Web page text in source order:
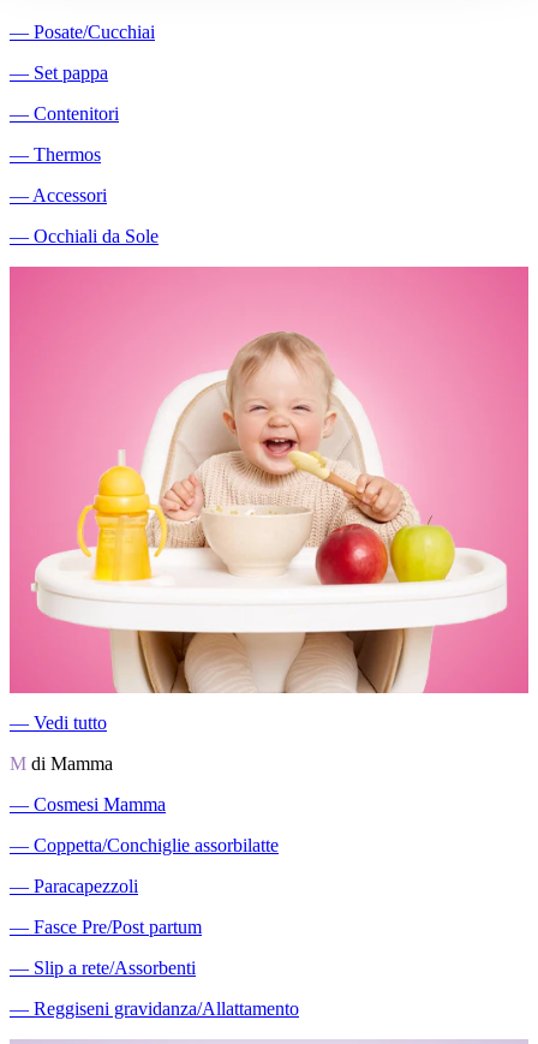
― Posate/Cucchiai
― Set pappa
― Contenitori
― Thermos
― Accessori
― Occhiali da Sole
― Vedi tutto
M di Mamma
― Cosmesi Mamma
― Coppetta/Conchiglie assorbilatte
― Paracapezzoli
― Fasce Pre/Post partum
― Slip a rete/Assorbenti
― Reggiseni gravidanza/Allattamento